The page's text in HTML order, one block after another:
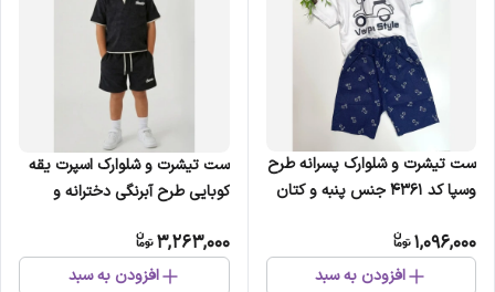
ست تیشرت و شلوارک پسرانه طرح
وسپا کد 4361 جنس پنبه و کتان
1,096,000
افزودن به سبد
ست تیشرت و شلوارک اسپرت یقه
کوبایی طرح آبرنگی دخترانه و
3,263,000
افزودن به سبد